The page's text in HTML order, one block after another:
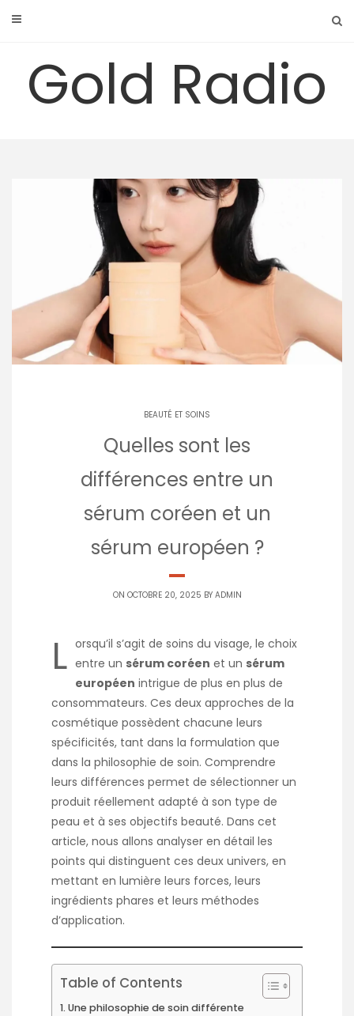
Gold Radio
BEAUTÉ ET SOINS
Quelles sont les
différences entre un
sérum coréen et un
sérum européen ?
ON OCTOBRE 20, 2025 BY ADMIN
L orsqu’il s’agit de soins du visage, le choix
entre un sérum coréen et un sérum
européen intrigue de plus en plus de
consommateurs. Ces deux approches de la
cosmétique possèdent chacune leurs
spécificités, tant dans la formulation que
dans la philosophie de soin. Comprendre
leurs différences permet de sélectionner un
produit réellement adapté à son type de
peau et à ses objectifs beauté. Dans cet
article, nous allons analyser en détail les
points qui distinguent ces deux univers, en
mettant en lumière leurs forces, leurs
ingrédients phares et leurs méthodes
d’application.
Table of Contents
Une philosophie de soin différente